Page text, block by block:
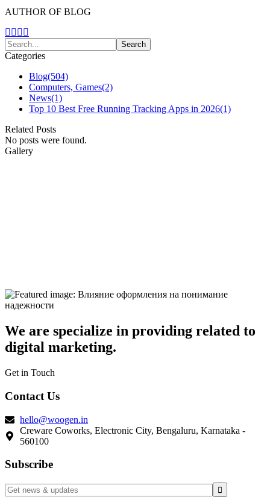
AUTHOR OF BLOG
Categories
Blog(504)
Computers, Games(2)
News(1)
Top 10 Best Free Running Tracking Apps in 2026(1)
Related Posts
No posts were found.
Gallery
We are specialize in providing related to
digital marketing.
Get in Touch
Contact Us
hello@woogen.in
Creware Coworks, Electronic City, Bengaluru, Karnataka -
560100
Subscribe